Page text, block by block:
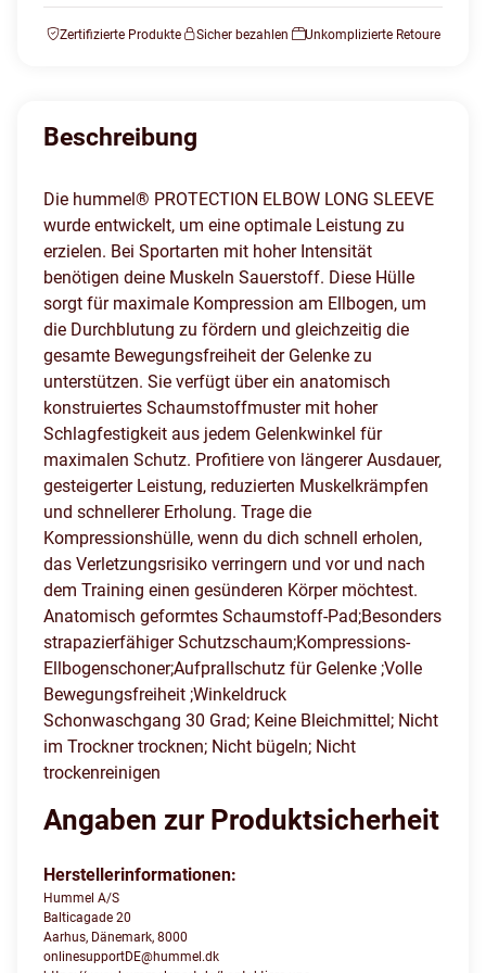
Zertifizierte Produkte Sicher bezahlen Unkomplizierte Retoure
Beschreibung
Die hummel® PROTECTION ELBOW LONG SLEEVE
wurde entwickelt, um eine optimale Leistung zu
erzielen. Bei Sportarten mit hoher Intensität
benötigen deine Muskeln Sauerstoff. Diese Hülle
sorgt für maximale Kompression am Ellbogen, um
die Durchblutung zu fördern und gleichzeitig die
gesamte Bewegungsfreiheit der Gelenke zu
unterstützen. Sie verfügt über ein anatomisch
konstruiertes Schaumstoffmuster mit hoher
Schlagfestigkeit aus jedem Gelenkwinkel für
maximalen Schutz. Profitiere von längerer Ausdauer,
gesteigerter Leistung, reduzierten Muskelkrämpfen
und schnellerer Erholung. Trage die
Kompressionshülle, wenn du dich schnell erholen,
das Verletzungsrisiko verringern und vor und nach
dem Training einen gesünderen Körper möchtest.
Anatomisch geformtes Schaumstoff-Pad;Besonders
strapazierfähiger Schutzschaum;Kompressions-
Ellbogenschoner;Aufprallschutz für Gelenke ;Volle
Bewegungsfreiheit ;Winkeldruck
Schonwaschgang 30 Grad; Keine Bleichmittel; Nicht
im Trockner trocknen; Nicht bügeln; Nicht
trockenreinigen
Angaben zur Produktsicherheit
Herstellerinformationen:
Hummel A/S
Balticagade 20
Aarhus, Dänemark, 8000
onlinesupportDE@hummel.dk